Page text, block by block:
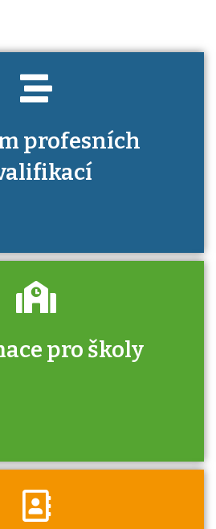
profesních
pro školy
ke zkoušce a kde